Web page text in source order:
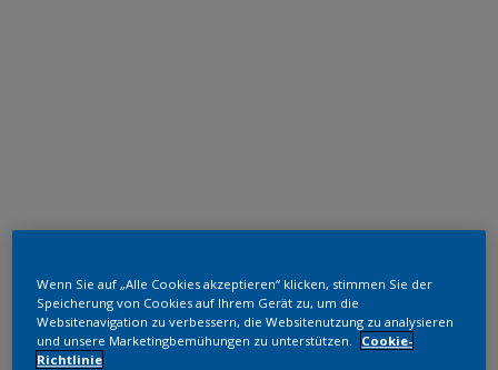
RAL 3003
SG303G
Wenn Sie auf „Alle Cookies akzeptieren“ klicken, stimmen Sie der
Speicherung von Cookies auf Ihrem Gerät zu, um die
Websitenavigation zu verbessern, die Websitenutzung zu analysieren
und unsere Marketingbemühungen zu unterstützen.
Cookie-
Richtlinie